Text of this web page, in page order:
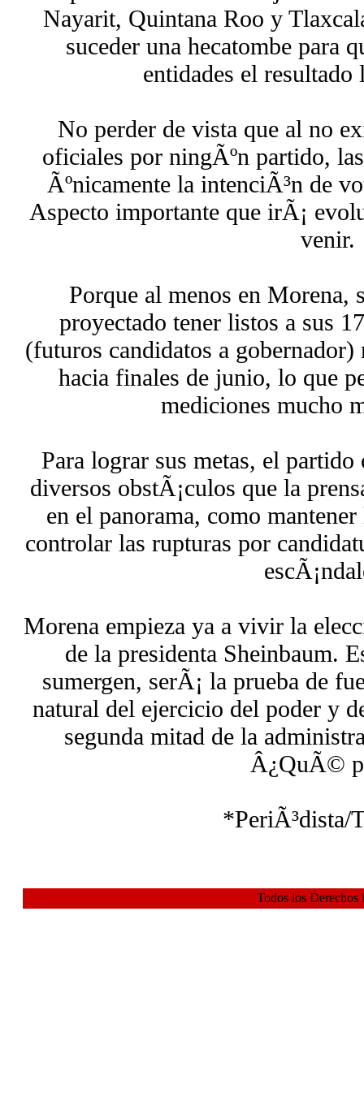
Nayarit, Quintana Roo y
suceder una hecatombe para
entidades el resultado
No perder de vista que al no
oficiales por ningÃºn partido,
Ãºnicamente la intenciÃ³n de
Aspecto importante que irÃ¡
venir.
Porque al menos en Morena,
proyectado tener listos a sus
(futuros candidatos a gobernador)
hacia finales de junio, lo que
mediciones mucho
Para lograr sus metas, el
diversos obstÃ¡culos que la
en el panorama, como
controlar las rupturas por
Morena empieza ya a vivir la
de la presidenta Sheinbaum.
sumergen, serÃ¡ la prueba de
natural del ejercicio del poder y
segunda mitad de la
Â¿QuÃ©
*PeriÃ³dista/
Todos los Derechos